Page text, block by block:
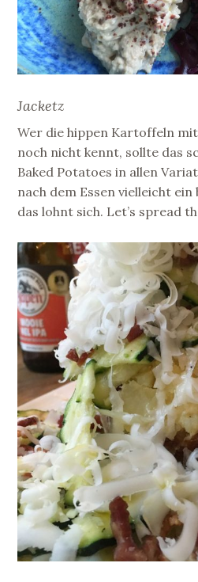
Jacketz
Wer die hippen Kartoffeln
noch nicht kennt, sollte das
Baked Potatoes in allen
nach dem Essen vielleicht
das lohnt sich. Let’s spread